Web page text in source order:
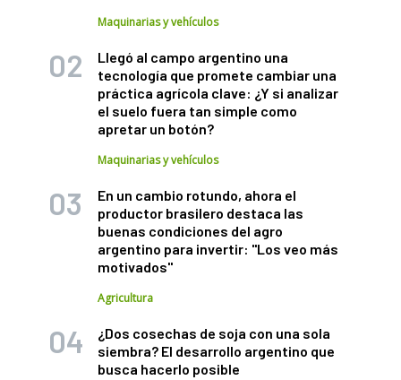
Maquinarias y vehículos
Llegó al campo argentino una
tecnología que promete cambiar una
práctica agrícola clave: ¿Y si analizar
el suelo fuera tan simple como
apretar un botón?
Maquinarias y vehículos
En un cambio rotundo, ahora el
productor brasilero destaca las
buenas condiciones del agro
argentino para invertir: "Los veo más
motivados"
Agricultura
¿Dos cosechas de soja con una sola
siembra? El desarrollo argentino que
busca hacerlo posible